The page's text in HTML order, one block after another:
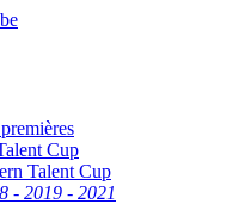
Cup
Talent Cup
- 2019 - 2021